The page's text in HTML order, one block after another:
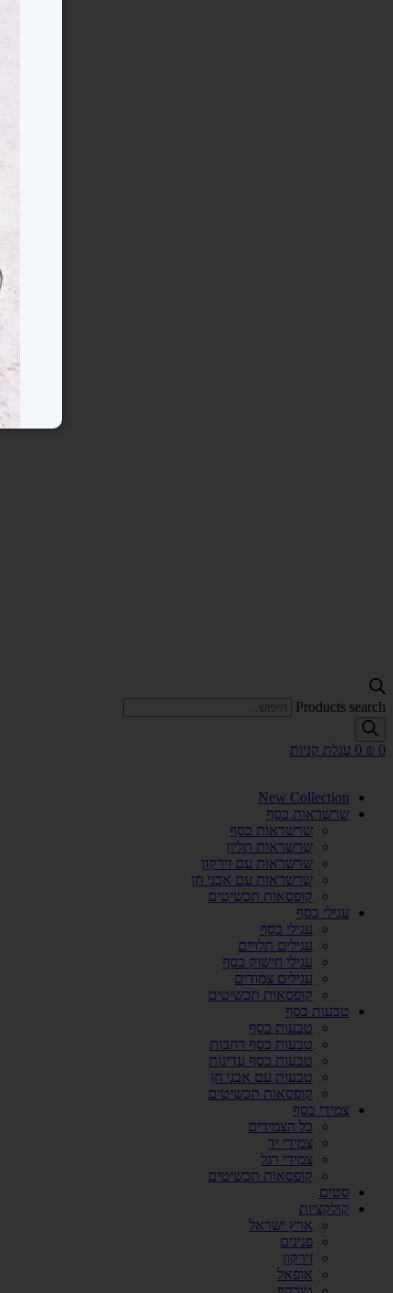
Products search
₪ 0
0 עגלת קניות
New Collection
שרשראות כסף
שרשראות כסף
שרשראות תליון
שרשראות עם זירקון
שרשראות עם אבני חן
קופסאות תכשיטים
עגילי כסף
עגילי כסף
עגילים תלויים
עגילי חישוק כסף
עגילים צמודים
קופסאות תכשיטים
טבעות כסף
טבעות כסף
טבעות כסף רחבות
טבעות כסף עדינות
טבעות עם אבני חן
קופסאות תכשיטים
צמידי כסף
כל הצמידים
צמידי יד
צמידי רגל
קופסאות תכשיטים
סטים
קולקציות
ארץ ישראל
פנינים
זירקון
אופאל